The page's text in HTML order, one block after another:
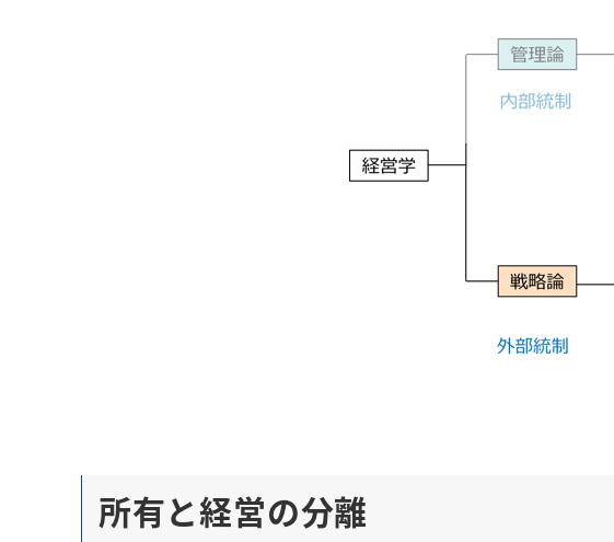
所有と経営の分離